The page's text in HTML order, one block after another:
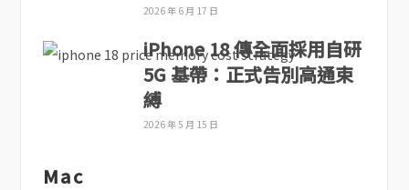
2026 年 6 月 17 日
iPhone 18 傳全面採用自研
5G 基帶：正式告別高通束
縛
2026 年 5 月 15 日
Mac